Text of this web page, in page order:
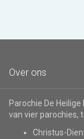
Over ons
Parochie De
van vier parochies,
Christus-